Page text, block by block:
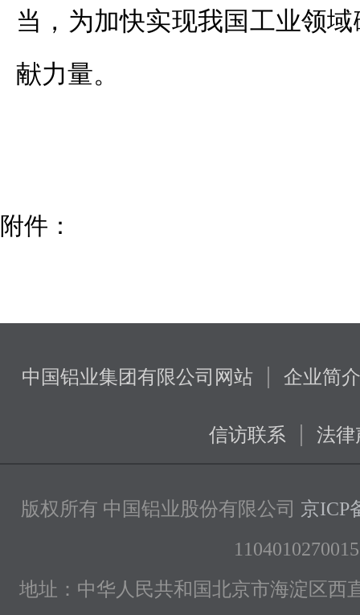
当，为加快实现我国工业领
献力量。
附件：
中国铝业集团有限公司网站 | 企业简介
信访联系 | 法律
版权所有 中国铝业股份有限公司 京ICP
地址：中华人民共和国北京市海淀区西